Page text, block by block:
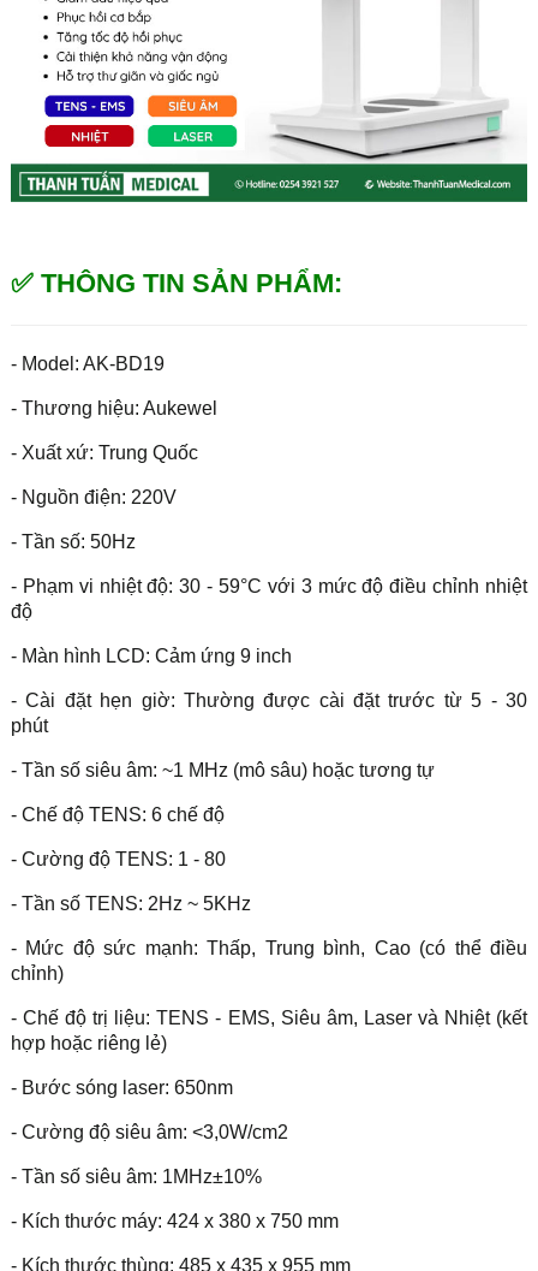
✅ THÔNG TIN SẢN PHẨM:
- Model: AK-BD19
- Thương hiệu: Aukewel
- Xuất xứ: Trung Quốc
- Nguồn điện: 220V
- Tần số: 50Hz
- Phạm vi nhiệt độ: 30 - 59°C với 3 mức độ điều chỉnh nhiệt
độ
- Màn hình LCD: Cảm ứng 9 inch
- Cài đặt hẹn giờ: Thường được cài đặt trước từ 5 - 30
phút
- Tần số siêu âm: ~1 MHz (mô sâu) hoặc tương tự
- Chế độ TENS: 6 chế độ
- Cường độ TENS: 1 - 80
- Tần số TENS: 2Hz ~ 5KHz
- Mức độ sức mạnh: Thấp, Trung bình, Cao (có thể điều
chỉnh)
- Chế độ trị liệu: TENS - EMS, Siêu âm, Laser và Nhiệt (kết
hợp hoặc riêng lẻ)
- Bước sóng laser: 650nm
- Cường độ siêu âm: <3,0W/cm2
- Tần số siêu âm: 1MHz±10%
- Kích thước máy: 424 x 380 x 750 mm
- Kích thước thùng: 485 x 435 x 955 mm